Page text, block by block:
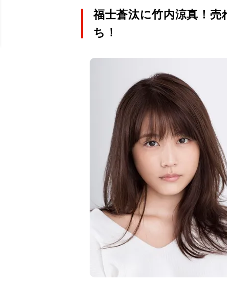
福士蒼汰に竹内涼真！
ち！